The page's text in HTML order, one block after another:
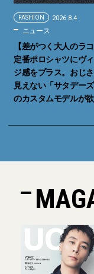
FASHION 2026.8.4
ニュース
【差がつく大人のラコ
定番ポロシャツにヴ
ジ感をプラス。おじ
見えない「サタデーズ
のカスタムモデルが欲